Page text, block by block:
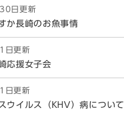
日更新
か長崎のお魚事情
日更新
応援女子会
日更新
ウイルス（KHV）病について